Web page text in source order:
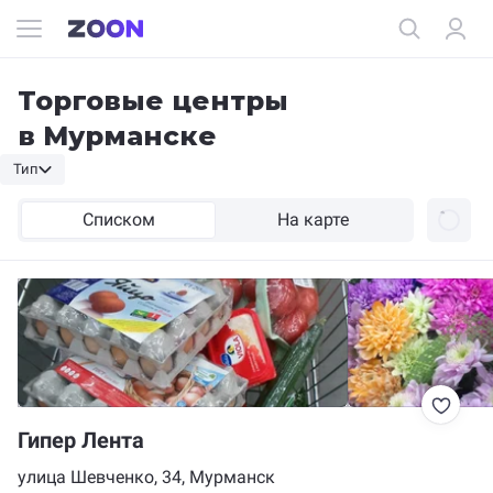
Торговые центры
в Мурманске
Тип
Списком На карте
Гипер Лента
улица Шевченко, 34, Мурманск